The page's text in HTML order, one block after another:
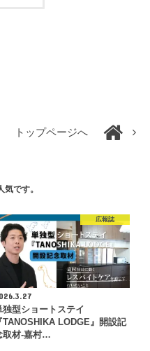
トップページへ
気です。
広報誌
独型ショートステイ
TANOSHIKA LODGE』開設記
取材-嘉村…